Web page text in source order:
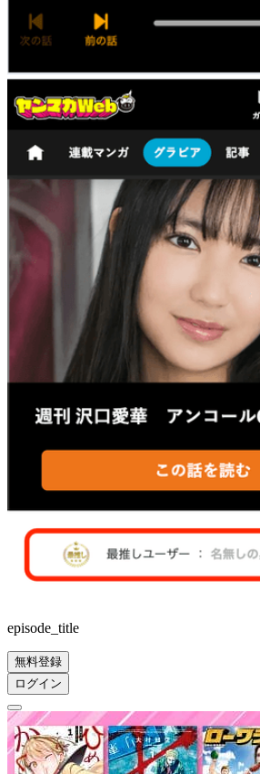
episode_title
無料登録
ログイン